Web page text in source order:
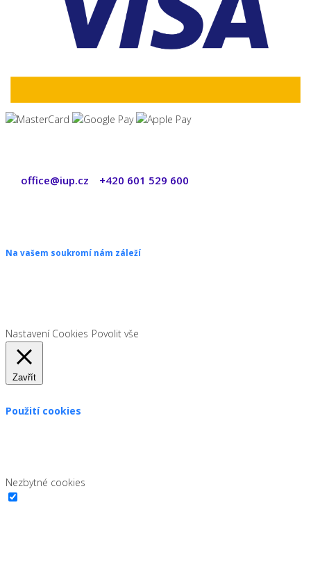
office@iup.cz +420 601 529 600
Na vašem soukromí nám záleží
Nastavení Cookies Povolit vše
Zavřít
Použití cookies
Nezbytné cookies